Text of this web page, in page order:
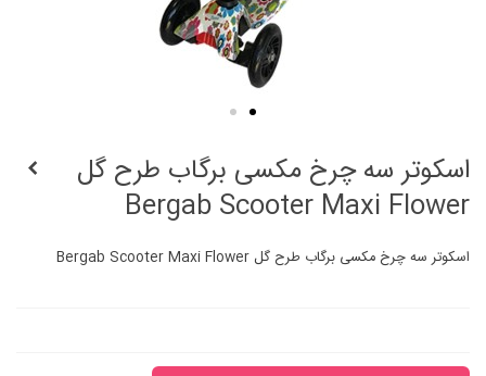
اسکوتر سه چرخ مکسی برگاب طرح گل
Bergab Scooter Maxi Flower
اسکوتر سه چرخ مکسی برگاب طرح گل Bergab Scooter Maxi Flower